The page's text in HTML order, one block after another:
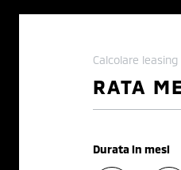
Calcolare leasing
RATA
Durata in mesi